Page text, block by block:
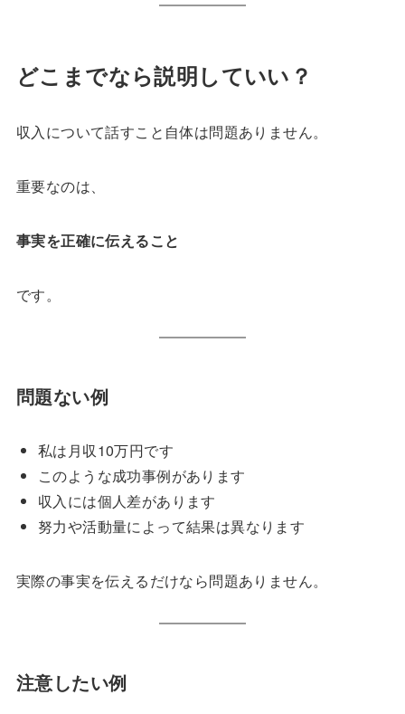
どこまでなら説明していい？
収入について話すこと自体は問題ありません。
重要なのは、
事実を正確に伝えること
です。
問題ない例
私は月収10万円です
このような成功事例があります
収入には個人差があります
努力や活動量によって結果は異なります
実際の事実を伝えるだけなら問題ありません。
注意したい例